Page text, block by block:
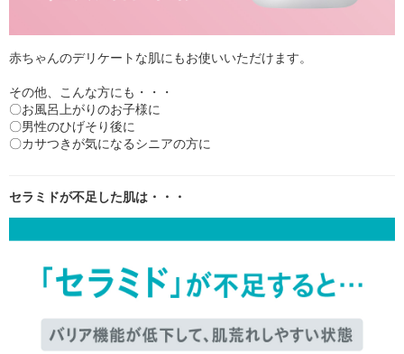
赤ちゃんのデリケートな肌にもお使いいただけます。
その他、こんな方にも・・・
〇お風呂上がりのお子様に
〇男性のひげそり後に
〇カサつきが気になるシニアの方に
セラミドが不足した肌は・・・